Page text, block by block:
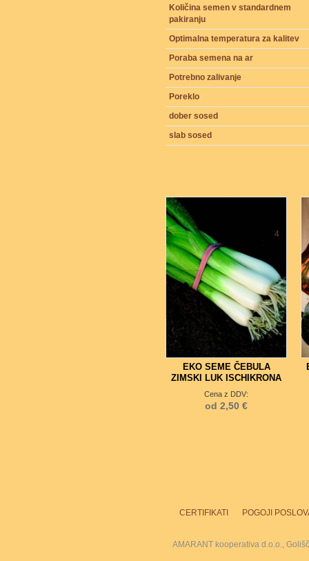
Količina semen v standardnem
pakiranju
Optimalna temperatura za kalitev
Poraba semena na ar
Potrebno zalivanje
Poreklo
dober sosed
slab sosed
4
EKO SEME ČEBULA
ZIMSKI LUK ISCHIKRONA
Cena z DDV:
od 2,50 €
CERTIFIKATI POGOJI
AMARANT kooperativa d.o.o.,